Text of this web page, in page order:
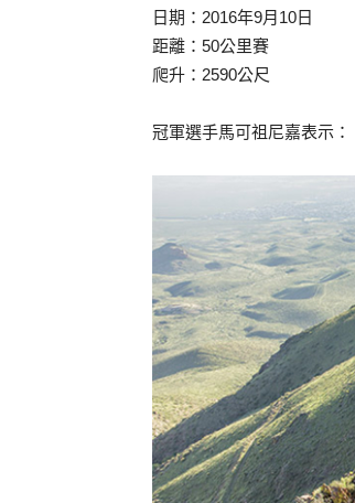
日期：2016年9月10日
距離：50公里賽
爬升：2590公尺
冠軍選手馬可祖尼嘉表示